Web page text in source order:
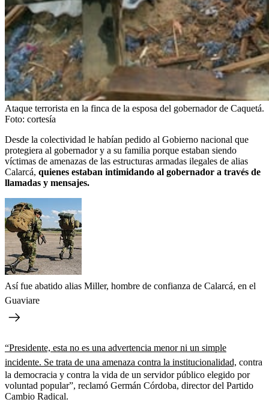
Ataque terrorista en la finca de la esposa del gobernador de Caquetá.
Foto: cortesía
Desde la colectividad le habían pedido al Gobierno nacional que
protegiera al gobernador y a su familia porque estaban siendo
víctimas de amenazas de las estructuras armadas ilegales de alias
Calarcá, quienes estaban intimidando al gobernador a través de
llamadas y mensajes.
Así fue abatido alias Miller, hombre de confianza de Calarcá, en el
Guaviare
“Presidente, esta no es una advertencia menor ni un simple
incidente. Se trata de una amenaza contra la institucionalidad, contra
la democracia y contra la vida de un servidor público elegido por
voluntad popular”, reclamó Germán Córdoba, director del Partido
Cambio Radical.